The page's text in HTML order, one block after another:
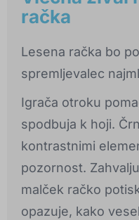
račka
Lesena račka bo
spremljevalec
Igrača otroku
spodbuja k hoji.
kontrastnimi
pozornost.
malček račko
opazuje, kako